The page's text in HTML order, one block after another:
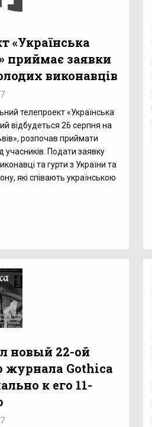
«Українська
приймає заявки
виконавців
телепроект «Українська
відбудеться 26 серпня на
розпочав приймати
учасників. Подати заявку
та гурти з України та
які співають українською
новый 22-ой
журнала Gothica
к его 11-